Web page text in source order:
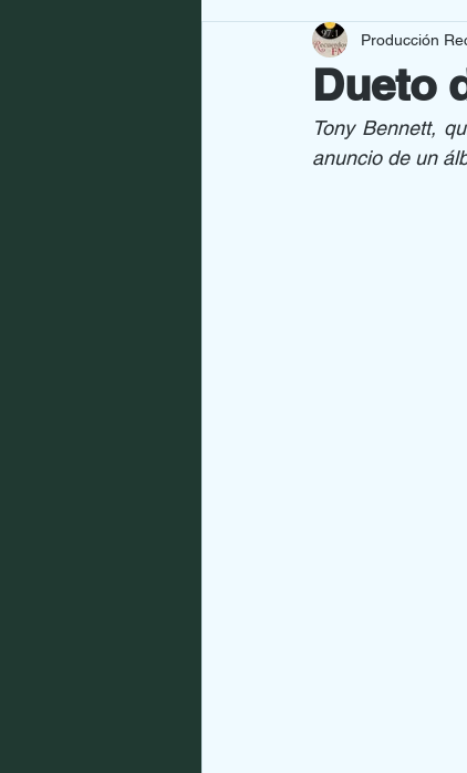
GRANDES ARTISTAS
CULTURA SALUD
Dueto
Producción
Tony Bennett,
anuncio de un